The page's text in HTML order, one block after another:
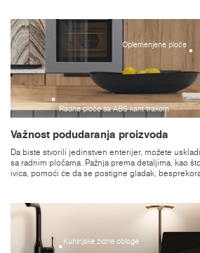
Oplemenjene ploče
Radne ploče sa ABS kant trakom
Važnost podudaranja proizvoda
Da biste stvorili jedinstven enterijer, možete
sa radnim pločama. Pažnja prema detaljima, kao
ivica, pomoći će da se postigne gladak,
Kuhinjske zidne obloge